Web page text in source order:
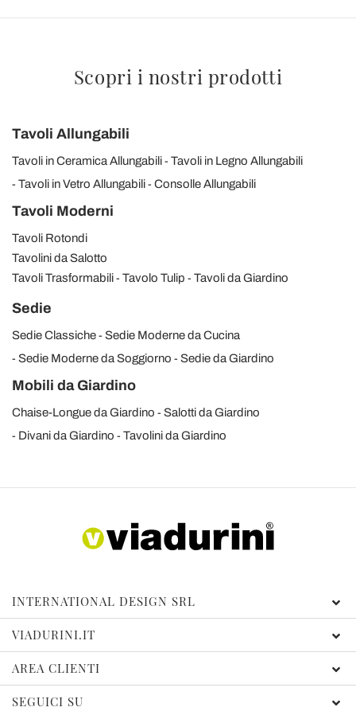
Scopri i nostri prodotti
Tavoli Allungabili
Tavoli in Ceramica Allungabili
Tavoli in Legno Allungabili
Tavoli in Vetro Allungabili
Consolle Allungabili
Tavoli Moderni
Tavoli Rotondi
Tavolini da Salotto
Tavoli Trasformabili
Tavolo Tulip Tavoli da Giardino
Sedie
Sedie Classiche
Sedie Moderne da Cucina
Sedie Moderne da Soggiorno
Sedie da Giardino
Mobili da Giardino
Chaise-Longue da Giardino
Salotti da Giardino
Divani da Giardino
Tavolini da Giardino
INTERNATIONAL DESIGN SRL
VIADURINI.IT
AREA CLIENTI
SEGUICI SU